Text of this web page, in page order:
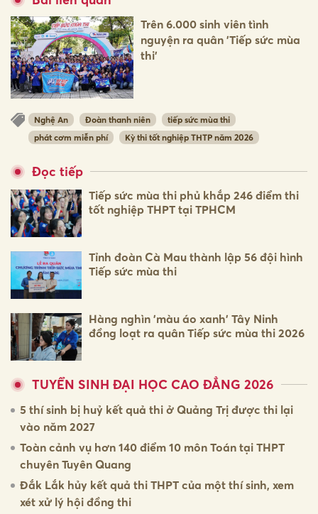
Trên 6.000 sinh viên tình
nguyện ra quân 'Tiếp sức mùa
thi'
Nghệ An Đoàn thanh niên
tiếp sức mùa thi
phát cơm miễn phí
Kỳ thi tốt nghiệp THTP năm 2026
Đọc tiếp
Tiếp sức mùa thi phủ khắp 246 điểm thi
tốt nghiệp THPT tại TPHCM
Tỉnh đoàn Cà Mau thành lập 56 đội hình
Tiếp sức mùa thi
Hàng nghìn 'màu áo xanh' Tây Ninh
đồng loạt ra quân Tiếp sức mùa thi 2026
TUYỂN SINH ĐẠI HỌC CAO ĐẲNG 2026
5 thí sinh bị huỷ kết quả thi ở Quảng Trị được thi lại
vào năm 2027
Toàn cảnh vụ hơn 140 điểm 10 môn Toán tại THPT
chuyên Tuyên Quang
Đắk Lắk hủy kết quả thi THPT của một thí sinh, xem
xét xử lý hội đồng thi